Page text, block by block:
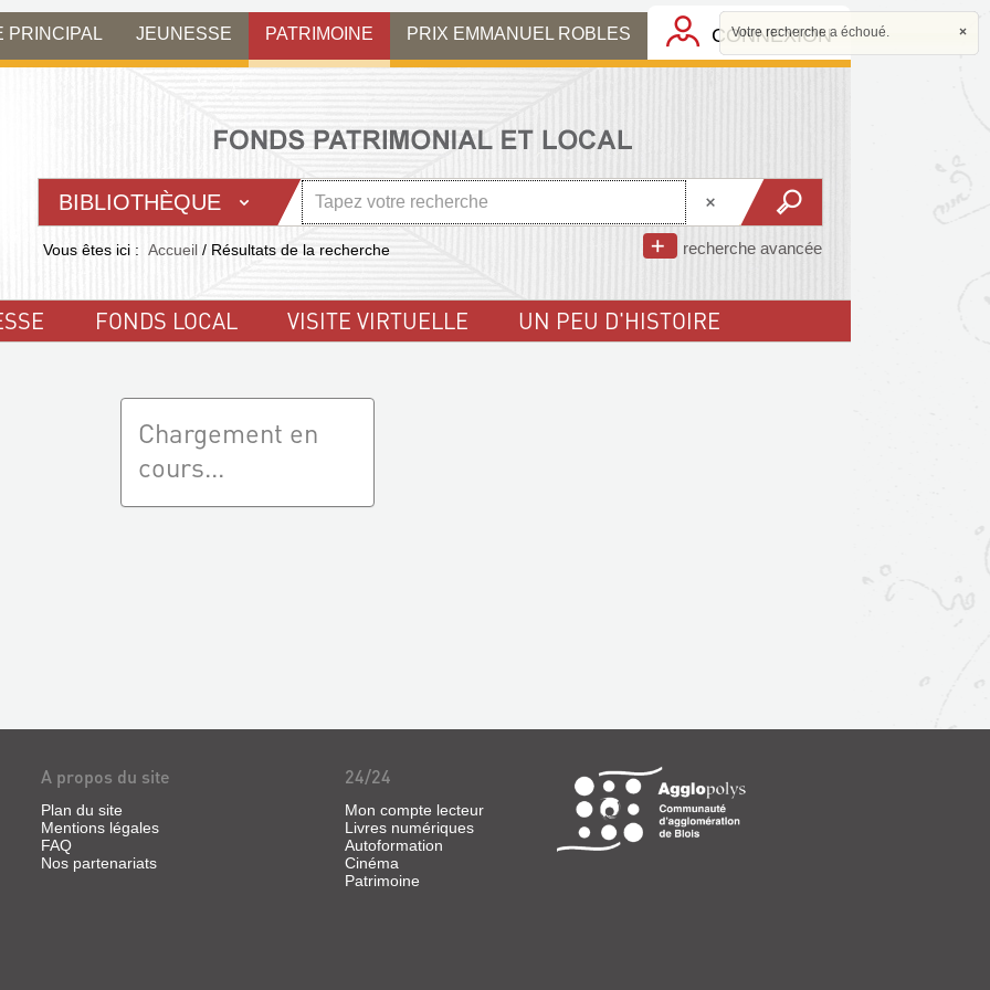
PRINCIPAL JEUNESSE PATRIMOINE PRIX EMMANUEL ROBLES CONNEXION
BIBLIOTHÈQUE
recherche avancée
Vous êtes ici : Accueil / Résultats de la recherche
FONDS LOCAL VISITE VIRTUELLE UN PEU D'HISTOIRE
Chargement en
cours...
A propos du site
Plan du site
Mentions légales
FAQ
Nos partenariats
24/24
Mon compte lecteur
Livres numériques
Autoformation
Cinéma
Patrimoine
×
Votre recherche a échoué.